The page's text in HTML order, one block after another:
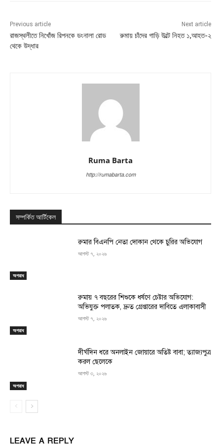
Previous article
রাজস্থলীতে নিখোঁজ রিপনকে ডংনালা রোড
থেকে উদ্ধার
Next article
রুমায় চাঁদের গাড়ি উল্টে নিহত ১,আহত-২
Ruma Barta
http://rumabarta.com
সম্পর্কিত আর্টিকেল
অপরাধ
রুমার বিএনপি নেতা দোকান থেকে চুরির অভিযোগ
আগস্ট ৭, ২০২৬
অপরাধ
রুমায় ৭ বছরের শিশুকে ধর্ষণে চেষ্টার অভিযোগ:
অভিযুক্ত পলাতক, দ্রুত গ্রেপ্তারের দাবিতে এলাকাবাসী
আগস্ট ৭, ২০২৬
অপরাধ
দীর্ঘদিন ধরে অনলাইন জোয়ারে অতিষ্ট বাবা; ত্যাজ্যপুত্র
করল ছেলেকে
আগস্ট ৩, ২০২৬
LEAVE A REPLY